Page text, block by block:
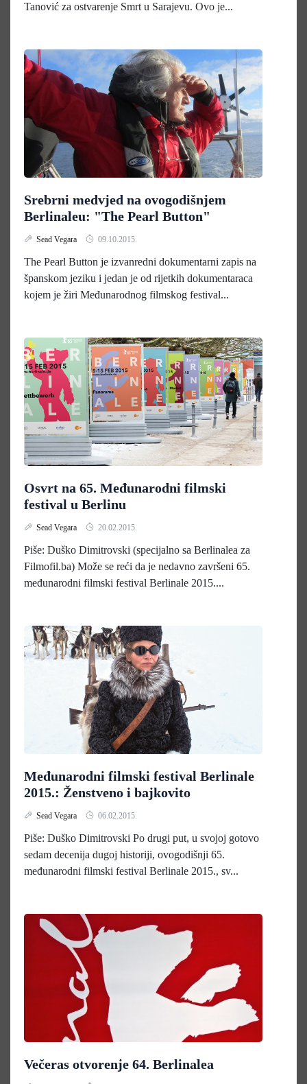
Tanović za ostvarenje Smrt u Sarajevu. Ovo je...
Srebrni medvjed na ovogodišnjem
Berlinaleu: "The Pearl Button"
Sead Vegara 09.10.2015.
The Pearl Button je izvanredni dokumentarni zapis na
španskom jeziku i jedan je od rijetkih dokumentaraca
kojem je žiri Međunarodnog filmskog festival...
Osvrt na 65. Međunarodni filmski
festival u Berlinu
Sead Vegara 20.02.2015.
Piše: Duško Dimitrovski (specijalno sa Berlinalea za
Filmofil.ba) Može se reći da je nedavno završeni 65.
međunarodni filmski festival Berlinale 2015....
Međunarodni filmski festival Berlinale
2015.: Ženstveno i bajkovito
Sead Vegara 06.02.2015.
Piše: Duško Dimitrovski Po drugi put, u svojoj gotovo
sedam decenija dugoj historiji, ovogodišnji 65.
međunarodni filmski festival Berlinale 2015., sv...
Večeras otvorenje 64. Berlinalea